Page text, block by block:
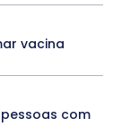
vacina
com